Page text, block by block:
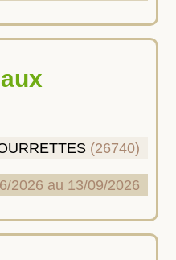
(26740)
2026 au 13/09/2026